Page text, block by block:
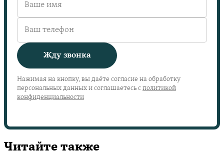
Жду звонка
Нажимая на кнопку, вы даёте согласие на обработку
персональных данных и соглашаетесь с политикой
конфиденциальности
Читайте также